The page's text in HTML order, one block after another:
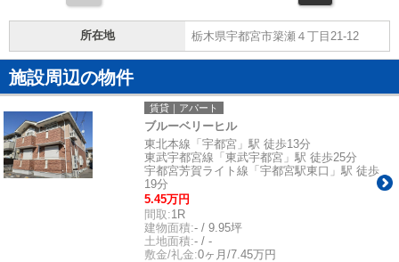
所在地 栃木県宇都宮市簗瀬４丁目21-12
施設周辺の物件
賃貸｜アパート
ブルーベリーヒル
東北本線「宇都宮」駅 徒歩13分
東武宇都宮線「東武宇都宮」駅 徒歩25分
宇都宮芳賀ライト線「宇都宮駅東口」駅 徒歩
19分
5.45万円
間取:1R
建物面積:- / 9.95坪
土地面積:- / -
敷金/礼金:0ヶ月/7.45万円